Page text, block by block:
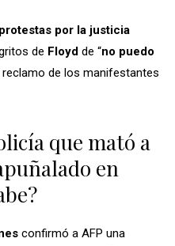
por la justicia
de Floyd de “no puedo
reclamo de los manifestantes
que mató a
en
confirmó a AFP una